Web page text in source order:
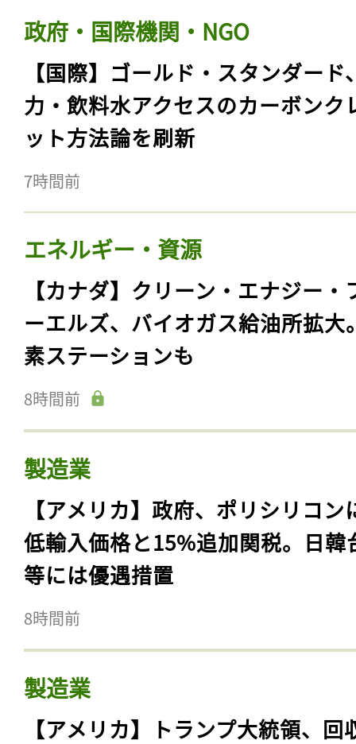
政府・国際機関・NGO
【国際】ゴールド・スタンダード
力・飲料水アクセスのカーボンク
ット方法論を刷新
7時間前
エネルギー・資源
【カナダ】クリーン・エナジー・
ーエルズ、バイオガス給油所拡大
素ステーションも
8時間前
製造業
【アメリカ】政府、ポリシリコン
低輸入価格と15%追加関税。日韓
等には優遇措置
8時間前
製造業
【アメリカ】トランプ大統領、回